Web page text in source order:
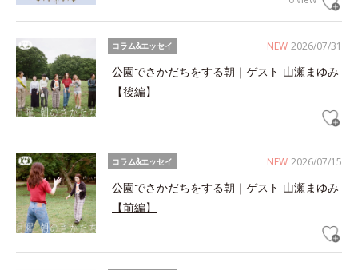
NEW 2026/07/31
コラム&エッセイ
公園でさかだちをする朝｜ゲスト 山瀬まゆみ
【後編】
NEW 2026/07/15
コラム&エッセイ
公園でさかだちをする朝｜ゲスト 山瀬まゆみ
【前編】